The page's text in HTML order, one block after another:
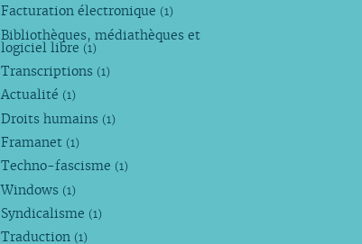
Facturation électronique (1)
Bibliothèques, médiathèques et
logiciel libre (1)
Transcriptions (1)
Actualité (1)
Droits humains (1)
Framanet (1)
Techno-fascisme (1)
Windows (1)
Syndicalisme (1)
Traduction (1)